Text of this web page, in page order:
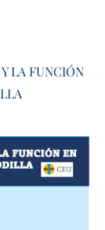
LA FUNCIÓN